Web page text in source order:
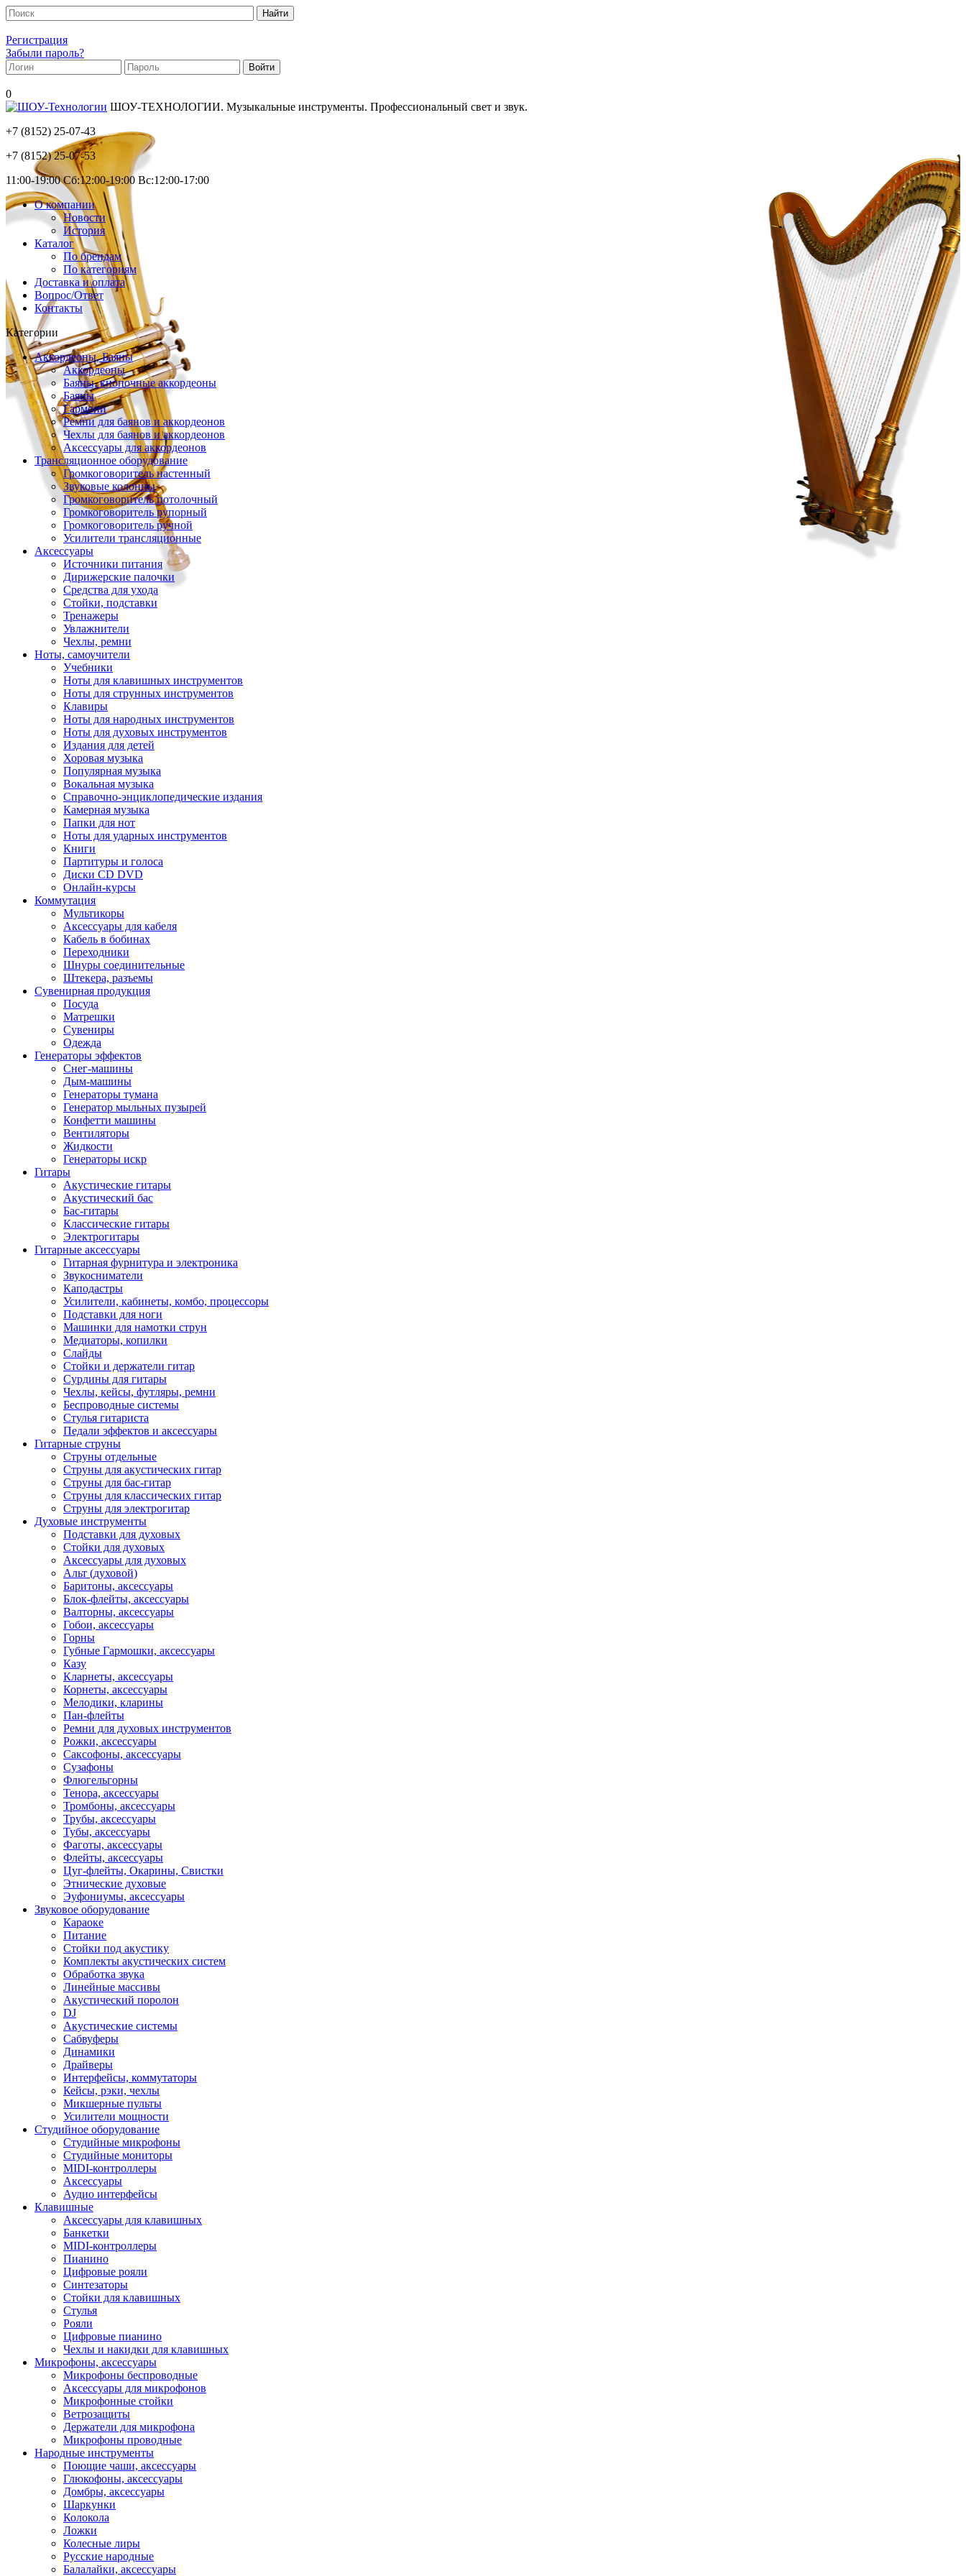
Регистрация
Забыли пароль?
0
ШОУ-ТЕХНОЛОГИИ. Музыкальные инструменты. Профессиональный свет и звук.
+7 (8152) 25-07-43
+7 (8152)25-07-53
11:00-19:00 Сб:12:00-19:00 Вс:12:00-17:00
О компании
Новости
История
Каталог
По брендам
По категориям
Доставка и оплата
Вопрос/Ответ
Контакты
Категории
Аккордеоны, Баяны
Аккордеоны
Баяны, кнопочные аккордеоны
Баяны
Гармони
Ремни для баянов и аккордеонов
Чехлы для баянов и аккордеонов
Аксессуары для аккордеонов
Трансляционное оборудование
Громкоговоритель настенный
Звуковые колонны
Громкоговоритель потолочный
Громкоговоритель рупорный
Громкоговоритель ручной
Усилители трансляционные
Аксессуары
Источники питания
Дирижерские палочки
Средства для ухода
Стойки, подставки
Тренажеры
Увлажнители
Чехлы, ремни
Ноты, самоучители
Учебники
Ноты для клавишных инструментов
Ноты для струнных инструментов
Клавиры
Ноты для народных инструментов
Ноты для духовых инструментов
Издания для детей
Хоровая музыка
Популярная музыка
Вокальная музыка
Справочно-энциклопедические издания
Камерная музыка
Папки для нот
Ноты для ударных инструментов
Книги
Партитуры и голоса
Диски CD DVD
Онлайн-курсы
Коммутация
Мультикоры
Аксессуары для кабеля
Кабель в бобинах
Переходники
Шнуры соединительные
Штекера, разъемы
Сувенирная продукция
Посуда
Матрешки
Сувениры
Одежда
Генераторы эффектов
Снег-машины
Дым-машины
Генераторы тумана
Генератор мыльных пузырей
Конфетти машины
Вентиляторы
Жидкости
Генераторы искр
Гитары
Акустические гитары
Акустический бас
Бас-гитары
Классические гитары
Электрогитары
Гитарные аксессуары
Гитарная фурнитура и электроника
Звукосниматели
Каподастры
Усилители, кабинеты, комбо, процессоры
Подставки для ноги
Машинки для намотки струн
Медиаторы, копилки
Слайды
Стойки и держатели гитар
Сурдины для гитары
Чехлы, кейсы, футляры, ремни
Беспроводные системы
Стулья гитариста
Педали эффектов и аксессуары
Гитарные струны
Струны отдельные
Струны для акустических гитар
Струны для бас-гитар
Струны для классических гитар
Струны для электрогитар
Духовые инструменты
Подставки для духовых
Стойки для духовых
Аксессуары для духовых
Альт (духовой)
Баритоны, аксессуары
Блок-флейты, аксессуары
Валторны, аксессуары
Гобои, аксессуары
Горны
Губные Гармошки, аксессуары
Казу
Кларнеты, аксессуары
Корнеты, аксессуары
Мелодики, кларины
Пан-флейты
Ремни для духовых инструментов
Рожки, аксессуары
Саксофоны, аксессуары
Сузафоны
Флюгельгорны
Тенора, аксессуары
Тромбоны, аксессуары
Трубы, аксессуары
Тубы, аксессуары
Фаготы, аксессуары
Флейты, аксессуары
Цуг-флейты, Окарины, Свистки
Этнические духовые
Эуфониумы, аксессуары
Звуковое оборудование
Караоке
Питание
Стойки под акустику
Комплекты акустических систем
Обработка звука
Линейные массивы
Акустический поролон
DJ
Акустические системы
Сабвуферы
Динамики
Драйверы
Интерфейсы, коммутаторы
Кейсы, рэки, чехлы
Микшерные пульты
Усилители мощности
Студийное оборудование
Студийные микрофоны
Студийные мониторы
MIDI-контроллеры
Аксессуары
Аудио интерфейсы
Клавишные
Аксессуары для клавишных
Банкетки
MIDI-контроллеры
Пианино
Цифровые рояли
Синтезаторы
Стойки для клавишных
Стулья
Рояли
Цифровые пианино
Чехлы и накидки для клавишных
Микрофоны, аксессуары
Микрофоны беспроводные
Аксессуары для микрофонов
Микрофонные стойки
Ветрозащиты
Держатели для микрофона
Микрофоны проводные
Народные инструменты
Поющие чаши, аксессуары
Глюкофоны, аксессуары
Домбры, аксессуары
Шаркунки
Колокола
Ложки
Колесные лиры
Русские народные
Балалайки, аксессуары